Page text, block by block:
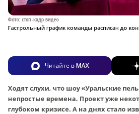
Фото: стоп-кадр видео
Гастрольный график команды расписан до
Читайте в MAX
Ходят слухи, что шоу «Уральские
непростые времена. Проект уже
глубоком кризисе. А на днях стало